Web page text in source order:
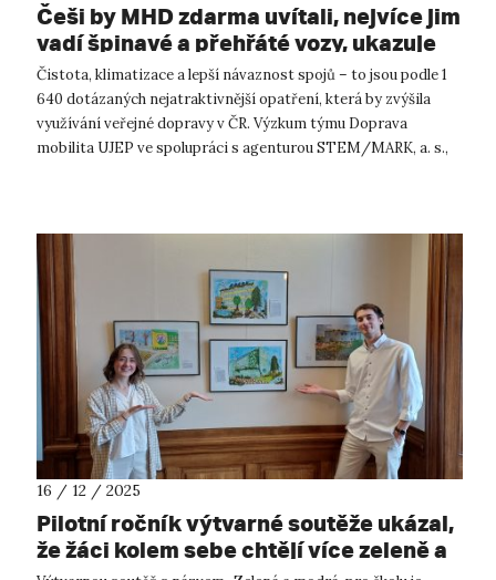
Češi by MHD zdarma uvítali, nejvíce jim
vadí špinavé a přehřáté vozy, ukazuje
nový průzkum
Čistota, klimatizace a lepší návaznost spojů – to jsou podle 1
640 dotázaných nejatraktivnější opatření, která by zvýšila
využívání veřejné dopravy v ČR. Výzkum týmu Doprava
mobilita UJEP ve spolupráci s agenturou STEM/MARK, a. s.,
16 / 12 / 2025
Pilotní ročník výtvarné soutěže ukázal,
že žáci kolem sebe chtějí více zeleně a